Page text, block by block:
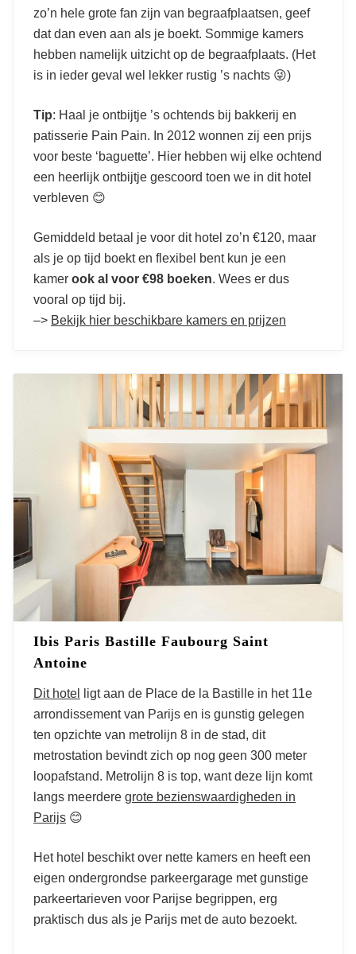
zo’n hele grote fan zijn van begraafplaatsen, geef
dat dan even aan als je boekt. Sommige kamers
hebben namelijk uitzicht op de begraafplaats. (Het
is in ieder geval wel lekker rustig ’s nachts 😜)
Tip: Haal je ontbijtje ’s ochtends bij bakkerij en
patisserie Pain Pain. In 2012 wonnen zij een prijs
voor beste ‘baguette’. Hier hebben wij elke ochtend
een heerlijk ontbijtje gescoord toen we in dit hotel
verbleven 😊
Gemiddeld betaal je voor dit hotel zo’n €120, maar
als je op tijd boekt en flexibel bent kun je een
kamer ook al voor €98 boeken. Wees er dus
vooral op tijd bij.
–> Bekijk hier beschikbare kamers en prijzen
Ibis Paris Bastille Faubourg Saint
Antoine
Dit hotel ligt aan de Place de la Bastille in het 11e
arrondissement van Parijs en is gunstig gelegen
ten opzichte van metrolijn 8 in de stad, dit
metrostation bevindt zich op nog geen 300 meter
loopafstand. Metrolijn 8 is top, want deze lijn komt
langs meerdere grote bezienswaardigheden in
Parijs 😊
Het hotel beschikt over nette kamers en heeft een
eigen ondergrondse parkeergarage met gunstige
parkeertarieven voor Parijse begrippen, erg
praktisch dus als je Parijs met de auto bezoekt.